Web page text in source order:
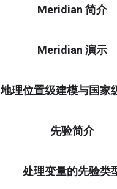
Meridian 简介
Meridian 演示
地理位置级建模与国家
先验简介
处理变量的先验类